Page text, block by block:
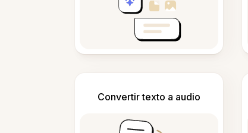
Convertir texto a audio